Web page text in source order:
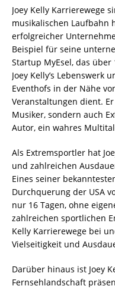
Joey Kelly Karrierewege
musikalischen Laufbahn
erfolgreicher
Beispiel für seine
Startup MyEsel, das
Joey Kelly’s Lebenswerk
Eventhofs in der Nähe
Veranstaltungen dient.
Musiker, sondern auch
Autor, ein wahres
Als Extremsportler hat
und zahlreichen
Eines seiner
Durchquerung der USA
nur 16 Tagen, ohne
zahlreichen sportlichen
Kelly Karrierewege bei
Vielseitigkeit und
Darüber hinaus ist Joey
Fernsehlandschaft